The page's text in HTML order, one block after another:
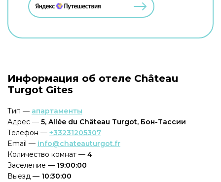
Информация об отеле Château
Turgot Gîtes
Тип — апартаменты
Адрес — 5, Allée du Château Turgot, Бон-Тассии
Телефон — +33231205307
Email — info@chateauturgot.fr
Количество комнат — 4
Заселение — 19:00:00
Выезд — 10:30:00